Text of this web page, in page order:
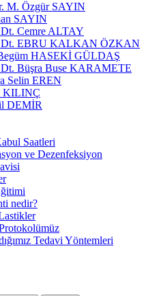
M. Özgür SAYIN
SAYIN
Cemre ALTAY
Dt. EBRU KALKAN ÖZKAN
HASEKİ GÜLDAŞ
Büşra Buse KARAMETE
Selin EREN
KILINÇ
DEMİR
Saatleri
ve Dezenfeksiyon
nedir?
Tedavi Yöntemleri